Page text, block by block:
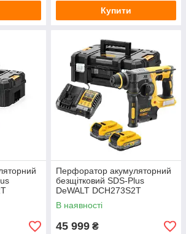
Купити
Перфоратор акумуляторний
безщітковий SDS-Plus
DeWALT DCH273S2T
В наявності
45 999 ₴